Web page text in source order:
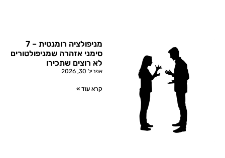
מניפולציה רומנטית – 7
סימני אזהרה שמניפולטורים
לא רוצים שתכירו
אפריל 30, 2026
קרא עוד »